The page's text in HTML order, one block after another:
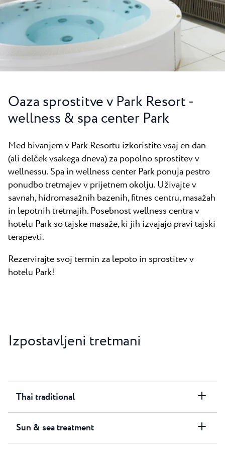
Plaže
Plava Laguna Sport
Aktivne počitnice
Pepi Club
Raziščite vse
Novice
Kontakt
Oaza sprostitve v Park Resort -
wellness & spa center Park
Med bivanjem v Park Resortu izkoristite vsaj en dan
(ali delček vsakega dneva) za popolno sprostitev v
wellnessu. Spa in wellness center Park ponuja pestro
ponudbo tretmajev v prijetnem okolju. Uživajte v
savnah, hidromasažnih bazenih, fitnes centru, masažah
in lepotnih tretmajih. Posebnost wellness centra v
hotelu Park so tajske masaže, ki jih izvajajo pravi tajski
terapevti.
Rezervirajte svoj termin za lepoto in sprostitev v
hotelu Park!
Izpostavljeni tretmani
Thai traditional
Sun & sea treatment